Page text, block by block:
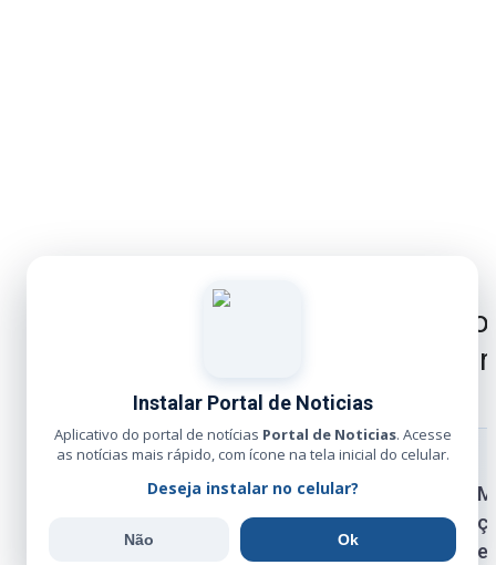
Instalar Portal de Noticias
Aplicativo do portal de notícias Portal de Noticias. Acesse
as notícias mais rápido, com ícone na tela inicial do celular.
Deseja instalar no celular?
Não Ok
Força-tarefa reduz em 97%
alertas de desmatamento na
Indígena Sararé
RESUMO RÁPIDO
Operação federal contra o garimpo ilegal em
Grosso registra queda expressiva na
causa prejuízo de R$ 111,5 milhões ao crime e